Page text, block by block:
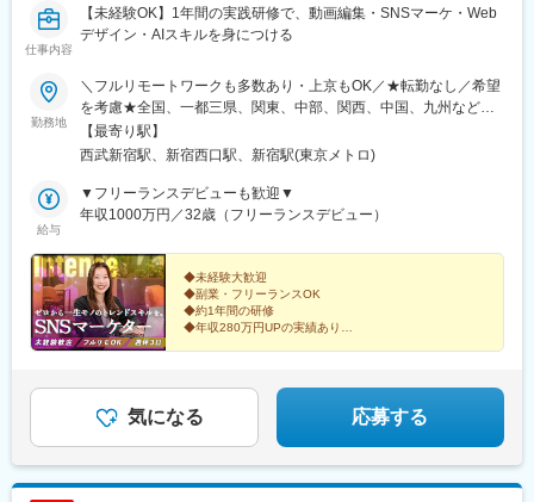
仕事内容
【未経験OK】1年間の実践研修で、動画編集・SNSマーケ・Web
デザイン・AIスキルを身につける
勤務地
＼フルリモートワークも多数あり・上京もOK／★転勤なし／希望
を考慮★全国、一都三県、関東、中部、関西、中国、九州など多
数【本社】東京都新宿区西新宿7-3-10 3F┗「西武新宿駅」より徒
歩5分┗JR・私鉄各線「新宿駅」より徒歩7分◆リモートワーク実
ります。◆ゆくゆくはフルリモートワークも可◆U・Iターン歓迎
◆直行直帰可◆上京支援制度を活用し、初めての上京もサポー
【最寄り駅】
西武新宿駅、新宿西口駅、新宿駅(東京メトロ)
給与
▼フリーランスデビューも歓迎▼
年収1000万円／32歳（フリーランスデビュー）
◆未経験大歓迎
◆副業・フリーランスOK
◆約1年間の研修
◆年収280万円UPの実績あり
“好き”が、仕事になる。
そんな当たり前で、最上級の喜びを――！
気になる 応募する